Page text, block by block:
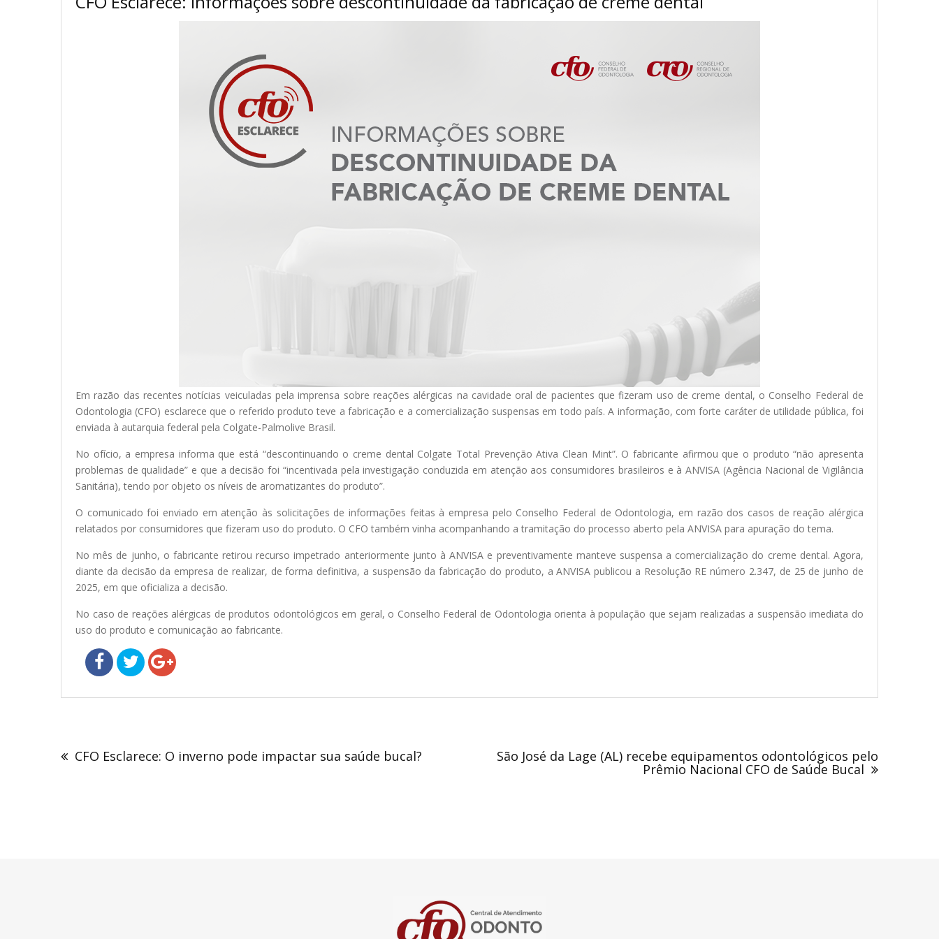
Em razão das recentes notícias veiculadas pela imprensa sobre reações alérgicas na cavidade oral de pacientes que fizeram uso de creme dental, o Conselho Federal de
Odontologia (CFO) esclarece que o referido produto teve a fabricação e a comercialização suspensas em todo país. A informação, com forte caráter de utilidade pública, foi
enviada à autarquia federal pela Colgate-Palmolive Brasil.
No ofício, a empresa informa que está “descontinuando o creme dental Colgate Total Prevenção Ativa Clean Mint”. O fabricante afirmou que o produto “não apresenta
problemas de qualidade” e que a decisão foi “incentivada pela investigação conduzida em atenção aos consumidores brasileiros e à ANVISA (Agência Nacional de Vigilância
Sanitária), tendo por objeto os níveis de aromatizantes do produto”.
O comunicado foi enviado em atenção às solicitações de informações feitas à empresa pelo Conselho Federal de Odontologia, em razão dos casos de reação alérgica
relatados por consumidores que fizeram uso do produto. O CFO também vinha acompanhando a tramitação do processo aberto pela ANVISA para apuração do tema.
No mês de junho, o fabricante retirou recurso impetrado anteriormente junto à ANVISA e preventivamente manteve suspensa a comercialização do creme dental. Agora,
diante da decisão da empresa de realizar, de forma definitiva, a suspensão da fabricação do produto, a ANVISA publicou a Resolução RE número 2.347, de 25 de junho de
2025, em que oficializa a decisão.
No caso de reações alérgicas de produtos odontológicos em geral, o Conselho Federal de Odontologia orienta à população que sejam realizadas a suspensão imediata do
uso do produto e comunicação ao fabricante.
de
Post
CFO Esclarece: O inverno pode impactar sua saúde bucal? São José da Lage (AL) recebe equipamentos odontológicos pelo
Prêmio Nacional CFO de Saúde Bucal